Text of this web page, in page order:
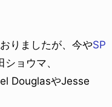
りましたが、今やSP
ョウマ、
DouglasやJesse